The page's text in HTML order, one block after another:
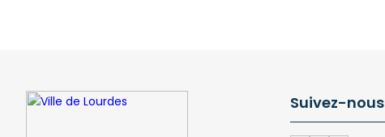
Suivez-nous